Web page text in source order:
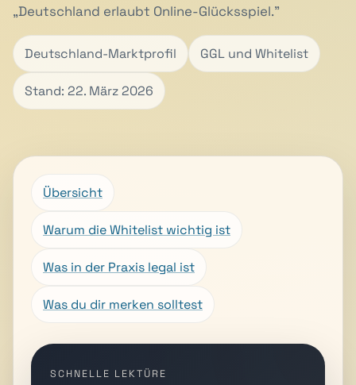
„Deutschland erlaubt Online-Glücksspiel."
Deutschland-Marktprofil GGL und Whitelist
Stand: 22. März 2026
Übersicht
Warum die Whitelist wichtig ist
Was in der Praxis legal ist
Was du dir merken solltest
SCHNELLE LEKTÜRE